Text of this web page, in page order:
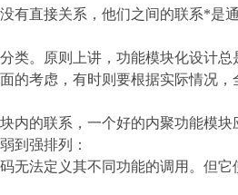
有直接关系，他们之间的联系*是
类。原则上讲，功能模块化设计
的考虑，有时则要根据实际情况，
内的联系，一个好的内聚功能模
到强排列：
无法定义其不同功能的调用。但